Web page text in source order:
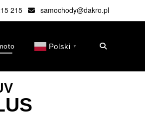
215 samochody@dakro.pl
Polski ▼